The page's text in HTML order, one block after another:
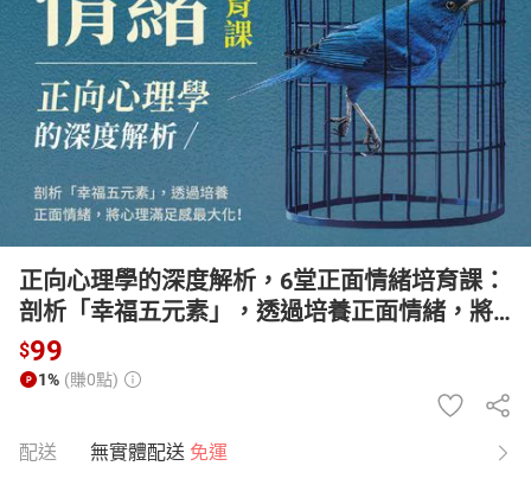
日本購物 電子/紙本書
HOT
正向心理學的深度解析，6堂正面情緒培育課：
剖析「幸福五元素」，透過培養正面情緒，將
心理滿足感最大化！【有聲書】
$99
1% (賺0點)
配送 無實體配送 免運